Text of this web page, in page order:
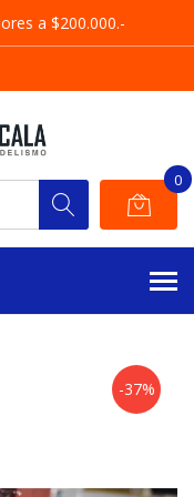
a $200.000.-
0
-37%